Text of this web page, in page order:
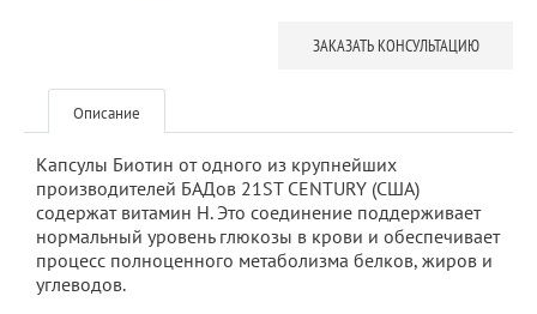
ЗАКАЗАТЬ КОНСУЛЬТАЦИЮ
Описание
Капсулы Биотин от одного из крупнейших
производителей БАДов 21ST CENTURY (США)
содержат витамин H. Это соединение поддерживает
нормальный уровень глюкозы в крови и обеспечивает
процесс полноценного метаболизма белков, жиров и
углеводов.